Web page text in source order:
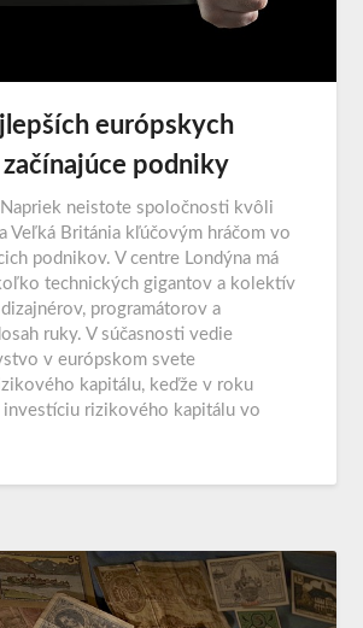
európskych
podniky
neistote spoločnosti kvôli
Veľká Británia kľúčovým hráčom vo
podnikov. V centre Londýna má
technických gigantov a kolektív
programátorov a
ruky. V súčasnosti vedie
v európskom svete
kapitálu, keďže v roku
rizikového kapitálu vo